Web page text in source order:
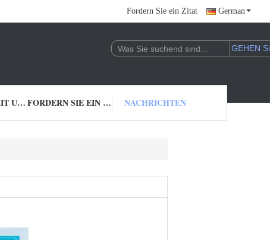
Fordern Sie ein Zitat German
TRETEN SIE MIT UNS IN VERBINDUNG FORDERN SIE EIN ZITAT NACHRICHTEN